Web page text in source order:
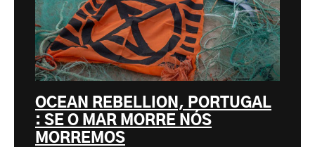
OCEAN REBELLION, PORTUGAL
: SE O MAR MORRE NÓS
MORREMOS